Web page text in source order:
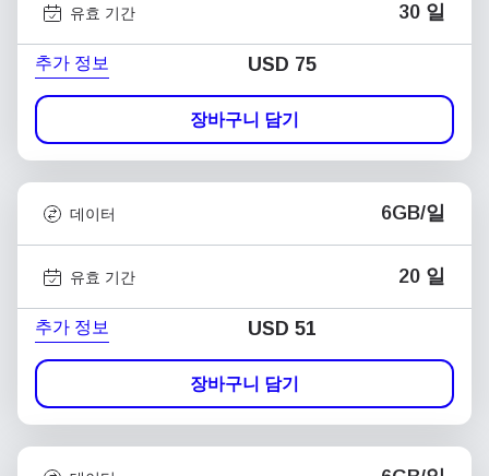
유효 기간 30 일
추가 정보 USD 75
장바구니 담기
데이터 6GB/일
유효 기간 20 일
추가 정보 USD 51
장바구니 담기